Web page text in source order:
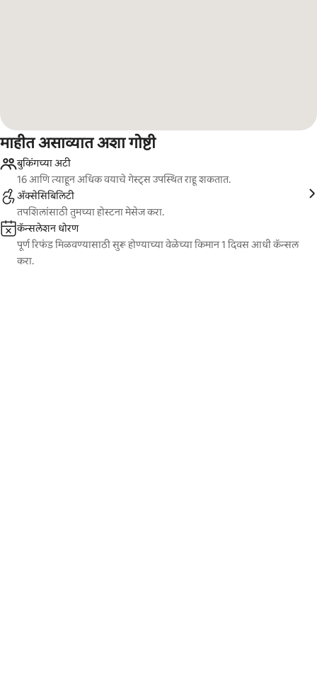
माहीत असाव्यात अशा गोष्टी
बुकिंगच्या अटी
16 आणि त्याहून अधिक वयाचे गेस्ट्स उपस्थित राहू शकतात.
ॲक्सेसिबिलिटी
तपशिलांसाठी तुमच्या होस्टना मेसेज करा.
कॅन्सलेशन धोरण
पूर्ण रिफंड मिळवण्यासाठी सुरू होण्याच्या वेळेच्या किमान 1 दिवस आधी कॅन्सल
करा.